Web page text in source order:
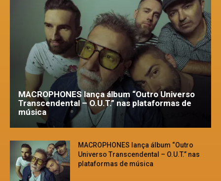
MACROPHONES lança álbum “Outro Universo
Transcendental – O.U.T.” nas plataformas de
música
MACROPHONES lança álbum “Outro
Universo Transcendental – O.U.T.” nas
plataformas de música